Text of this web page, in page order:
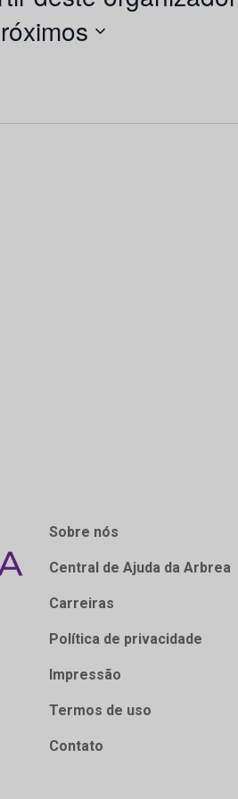
Sobre nós
Central de Ajuda da Arbrea
Carreiras
Política de privacidade
Impressão
Termos de uso
Contato